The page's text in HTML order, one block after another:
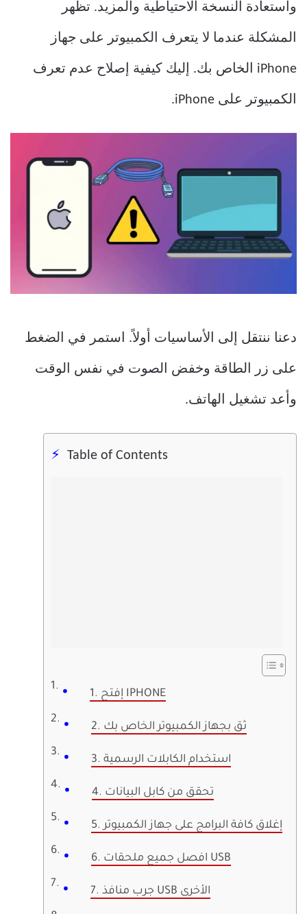
واستعادة النسخة الاحتياطية والمزيد. تظهر
المشكلة عندما لا يتعرف الكمبيوتر على جهاز
iPhone الخاص بك. إليك كيفية إصلاح عدم تعرف
الكمبيوتر على iPhone.
دعنا ننتقل إلى الأساسيات أولاً. استمر في الضغط
على زر الطاقة وخفض الصوت في نفس الوقت
وأعد تشغيل الهاتف.
Table of Contents
1. إفتح IPHONE
2. ثق بجهاز الكمبيوتر الخاص بك
3. استخدام الكابلات الرسمية
4. تحقق من كابل البيانات
5. إغلاق كافة البرامج على جهاز الكمبيوتر
6. افصل جميع ملحقات USB
7. جرب منافذ USB الأخرى